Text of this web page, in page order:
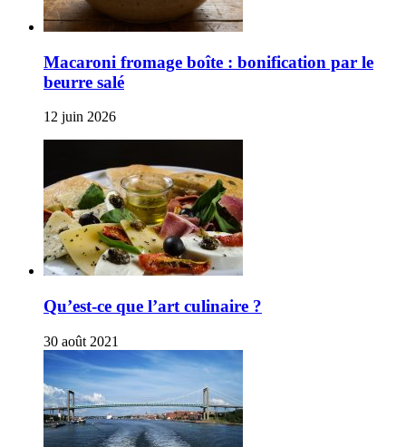
Macaroni fromage boîte : bonification par le
beurre salé
12 juin 2026
Qu’est-ce que l’art culinaire ?
30 août 2021